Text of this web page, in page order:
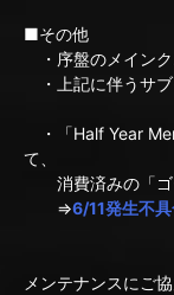
■その他
・序盤のメイン
・上記に伴うサ
・「Half Year
て、
消費済みの「ゴ
⇒6/11発生不
メンテナンスにご